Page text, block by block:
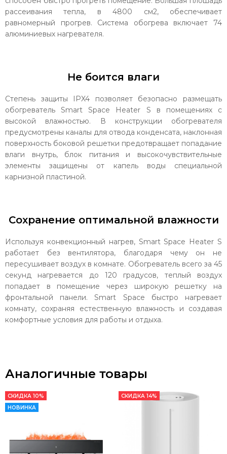
рассеивания тепла, в 4800 см2, обеспечивает
равномерный прогрев. Система обогрева включает 74
алюминиевых нагревателя.
Не боится влаги
Степень защиты IPX4 позволяет безопасно размещать
обогреватель Smart Space Heater S в помещениях с
высокой влажностью. В конструкции обогревателя
предусмотрены каналы для отвода конденсата, наклонная
поверхность боковой решетки предотвращает попадание
влаги внутрь, блок питания и высокочувствительные
элементы защищены от капель воды специальной
карнизной пластиной.
Сохранение оптимальной влажности
Используя конвекционный нагрев, Smart Space Heater S
работает без вентилятора, благодаря чему он не
пересушивает воздух в комнате. Обогреватель всего за 45
секунд нагревается до 120 градусов, теплый воздух
попадает в помещение через широкую решетку на
фронтальной панели. Smart Space быстро нагревает
комнату, сохраняя естественную влажность и создавая
комфортные условия для работы и отдыха.
Аналогичные товары
СКИДКА 10%
НОВИНКА
СКИДКА 14%